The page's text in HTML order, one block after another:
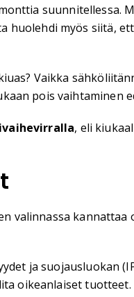
suunnitellessa.
huolehdi myös siitä,
Vaikka
pois vaihtaminen
, eli
valinnassa
ja suojausluokan
oikeanlaiset tuotteet.